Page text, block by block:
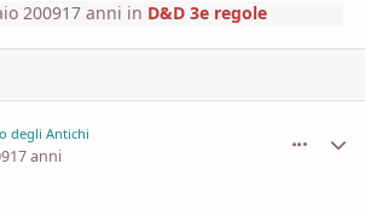
200917 anni in D&D 3e regole
degli Antichi
17 anni